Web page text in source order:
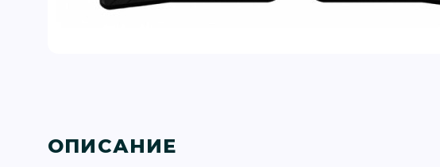
ОПИСАНИЕ